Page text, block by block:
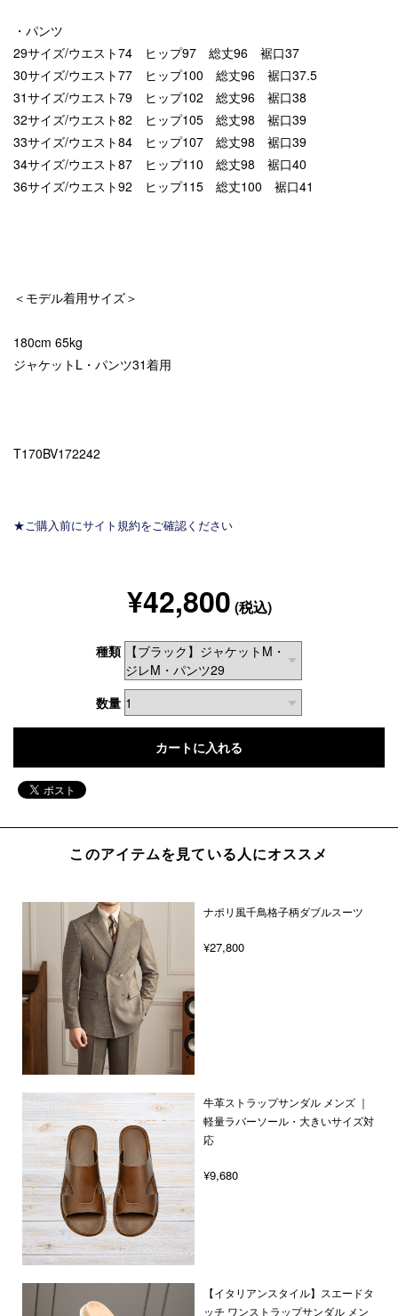
・パンツ
29サイズ/ウエスト74 ヒップ97 総丈96 裾口37
30サイズ/ウエスト77 ヒップ100 総丈96 裾口37.5
31サイズ/ウエスト79 ヒップ102 総丈96 裾口38
32サイズ/ウエスト82 ヒップ105 総丈98 裾口39
33サイズ/ウエスト84 ヒップ107 総丈98 裾口39
34サイズ/ウエスト87 ヒップ110 総丈98 裾口40
36サイズ/ウエスト92 ヒップ115 総丈100 裾口41
＜モデル着用サイズ＞
180cm 65kg
ジャケットL・パンツ31着用
T170BV172242
★ご購入前にサイト規約をご確認ください
¥42,800 (税込)
種類
数量
このアイテムを見ている人にオススメ
ナポリ風千鳥格子柄ダブルスーツ
¥27,800
牛革ストラップサンダル メンズ ｜
軽量ラバーソール・大きいサイズ対
応
¥9,680
【イタリアンスタイル】スエードタ
ッチ ワンストラップサンダル メン